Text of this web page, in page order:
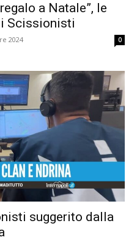
a Natale”, le
Scissionisti
2024 0
suggerito dalla